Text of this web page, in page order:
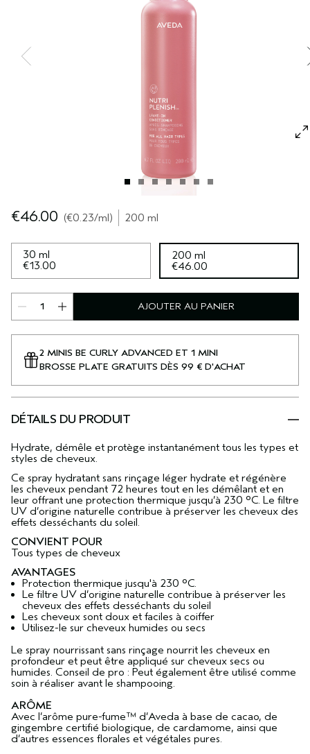
SÉRUM POUR LES CHEVEUX
TOUTES LES COLLECTIONS
€46.00 €0.23/ml 200 ml
30 ml
€13.00
200 ml
€46.00
AJOUTER AU PANIER
2 MINIS BE CURLY ADVANCED ET 1 MINI
BROSSE PLATE GRATUITS DÈS 99 € D'ACHAT
DÉTAILS DU PRODUIT
Hydrate, démêle et protège instantanément tous les types et
styles de cheveux.​
Ce spray hydratant sans rinçage léger hydrate et régénère
les cheveux pendant 72 heures tout en les démêlant et en
leur offrant une protection thermique jusqu’à 230 °C. Le filtre
UV d’origine naturelle contribue à préserver les cheveux des
effets desséchants du soleil.
CONVIENT POUR
Tous types de cheveux
AVANTAGES
Protection thermique jusqu'à 230 °C.
Le filtre UV d’origine naturelle contribue à préserver les
cheveux des effets desséchants du soleil​
Les cheveux sont doux et faciles à coiffer
Utilisez-le sur cheveux humides ou secs​
Le spray nourrissant sans rinçage nourrit les cheveux en
profondeur et peut être appliqué sur cheveux secs ou
humides. Conseil de pro : Peut également être utilisé comme
soin à réaliser avant le shampooing.​
ARÔME
Avec l’arôme pure-fume™ d’Aveda à base de cacao, de
gingembre certifié biologique, de cardamome, ainsi que
d’autres essences florales et végétales pures.